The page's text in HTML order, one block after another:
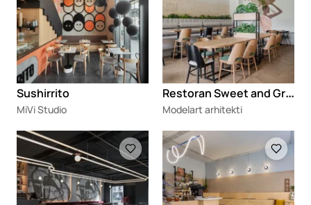
Sushirrito
MiVi Studio
R
estoran Sweet and Green
Modelart arhitekti
Loading Loading